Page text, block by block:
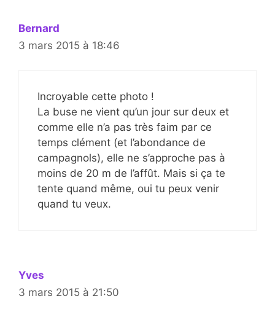
Bernard
3 mars 2015 à 18:46
Incroyable cette photo !
La buse ne vient qu’un jour sur deux et
comme elle n’a pas très faim par ce
temps clément (et l’abondance de
campagnols), elle ne s’approche pas à
moins de 20 m de l’affût. Mais si ça te
tente quand même, oui tu peux venir
quand tu veux.
Yves
3 mars 2015 à 21:50